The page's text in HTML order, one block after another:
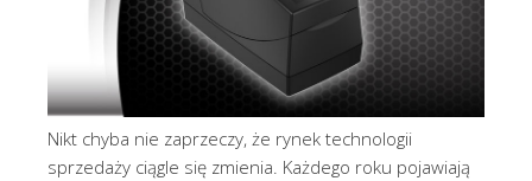
Nikt chyba nie zaprzeczy, że rynek technologii
sprzedaży ciągle się zmienia. Każdego roku pojawiają